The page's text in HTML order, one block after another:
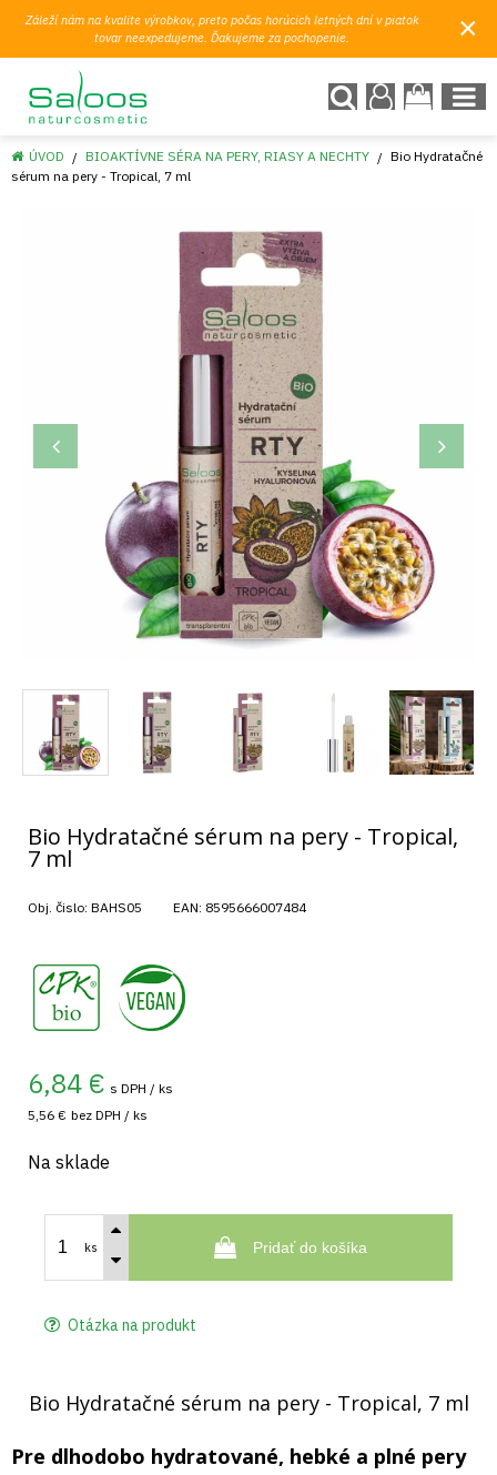
Záleží nám na kvalite výrobkov, preto počas horúcich letných dní v piatok
tovar neexpedujeme. Ďakujeme za pochopenie.
×
ÚVOD BIOAKTÍVNE SÉRA NA PERY, RIASY A NECHTY
Bio Hydratačné
sérum na pery - Tropical, 7 ml
Bio Hydratačné sérum na pery - Tropical,
7 ml
Obj. čislo: BAHS05 EAN: 8595666007484
6,84 € s DPH / ks
5,56 € bez DPH / ks
Na sklade
ks Pridať do košíka
Otázka na produkt
Bio Hydratačné sérum na pery - Tropical, 7 ml
Pre dlhodobo hydratované, hebké a plné pery